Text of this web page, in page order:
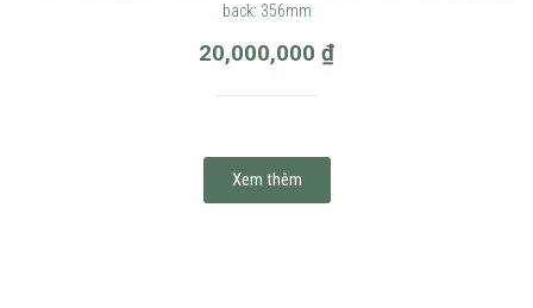
back: 356mm
20,000,000 ₫
Xem thêm